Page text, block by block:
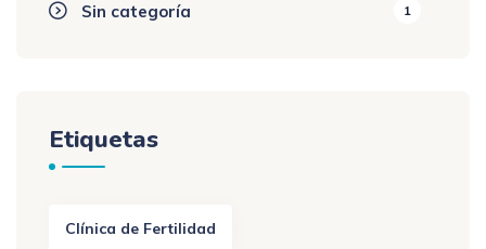
Sin categoría 1
Etiquetas
Clínica de Fertilidad